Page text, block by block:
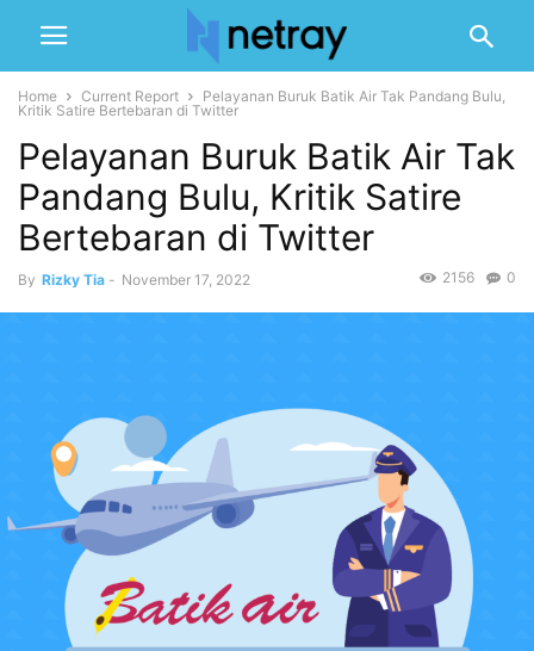
Home Current Report
Pelayanan Buruk Batik Air Tak Pandang Bulu,
Kritik Satire Bertebaran di Twitter
Pelayanan Buruk Batik Air Tak
Pandang Bulu, Kritik Satire
Bertebaran di Twitter
By Rizky Tia - November 17, 2022 0
2156